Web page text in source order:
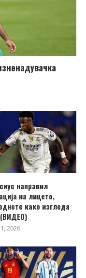
направил
на лицето,
како изгледа
(ВИДЕО)
2026